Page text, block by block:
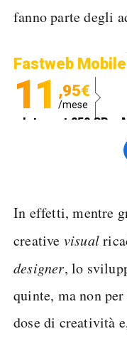
fanno parte degli
Fastweb
11 ,95€
/mese
Internet 250 GB
Spedizione SIM
In effetti, mentre
creative visual
designer, lo
quinte, ma non
dose di creatività